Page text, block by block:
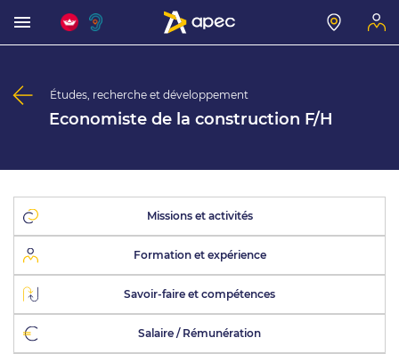
Études, recherche et développement
Economiste de la construction F/H
Missions et activités
Formation et expérience
Savoir-faire et compétences
Salaire / Rémunération